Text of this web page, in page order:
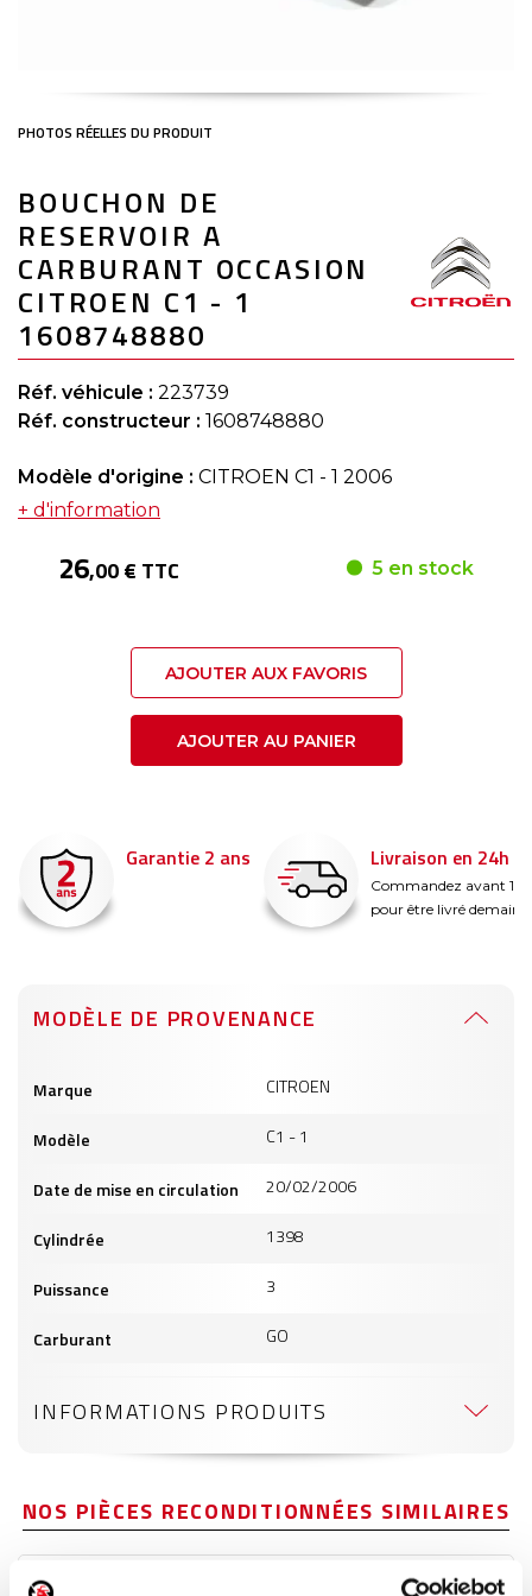
to
the
beginning
of
the
images
BOUCHON DE
RESERVOIR A
CARBURANT OCCASION
CITROEN C1 - 1
1608748880
Réf. véhicule : 223739
Réf. constructeur : 1608748880
Modèle d'origine : CITROEN C1 - 1 2006
+ d'information
26,00 € TTC 5 en stock
AJOUTER AUX FAVORIS
AJOUTER AU PANIER
Garantie 2 ans Livraison en 24h
Commandez avant 14h
pour être livré demain !
MODÈLE DE PROVENANCE
produits
Marque CITROEN
Modèle C1 - 1
Date de mise en circulation 20/02/2006
Cylindrée 1398
Puissance 3
Carburant GO
INFORMATIONS PRODUITS
NOS PIÈCES RECONDITIONNÉES SIMILAIRES
Bouchon de réservoir à carburant